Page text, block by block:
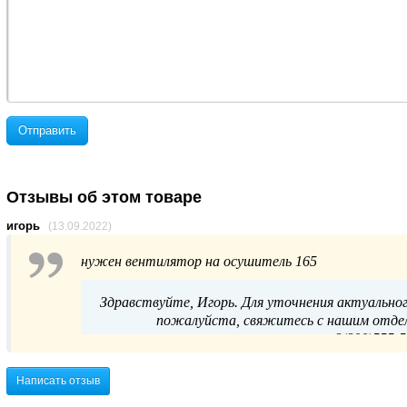
Отправить
Отзывы об этом товаре
игорь (13.09.2022)
нужен вентилятор на осушитель 165
Здравствуйте, Игорь. Для уточнения
пожалуйста, свяжитесь с нашим
8(800)555-
Написать отзыв